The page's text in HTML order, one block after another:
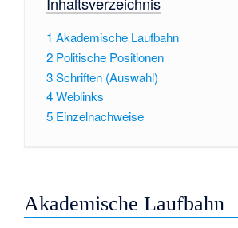
1 Akademische Laufbahn
2 Politische Positionen
3Schriften (Auswahl)
4Weblinks
5 Einzelnachweise
Akademische Laufbahn